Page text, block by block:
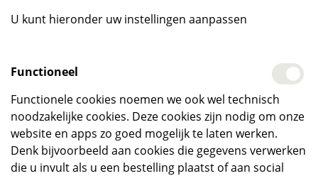
U kunt hieronder uw instellingen aanpassen
Functioneel
Functionele cookies noemen we ook wel technisch
noodzakelijke cookies. Deze cookies zijn nodig om onze
website en apps zo goed mogelijk te laten werken.
Denk bijvoorbeeld aan cookies die gegevens verwerken
die u invult als u een bestelling plaatst of aan social